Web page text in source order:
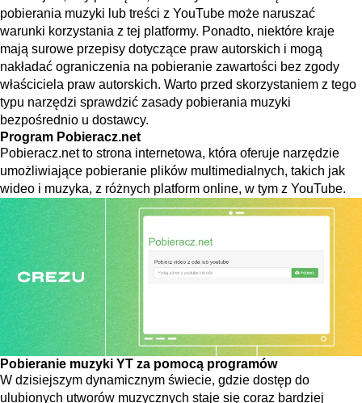
pobierania muzyki lub treści z YouTube może naruszać
warunki korzystania z tej platformy. Ponadto, niektóre kraje
mają surowe przepisy dotyczące praw autorskich i mogą
nakładać ograniczenia na pobieranie zawartości bez zgody
właściciela praw autorskich. Warto przed skorzystaniem z tego
typu narzędzi sprawdzić zasady pobierania muzyki
bezpośrednio u dostawcy.
Program Pobieracz.net
Pobieracz.net to strona internetowa, która oferuje narzędzie
umożliwiające pobieranie plików multimedialnych, takich jak
wideo i muzyka, z różnych platform online, w tym z YouTube.
Pobieranie muzyki YT za pomocą programów
W dzisiejszym dynamicznym świecie, gdzie dostęp do
ulubionych utworów muzycznych staje się coraz bardziej